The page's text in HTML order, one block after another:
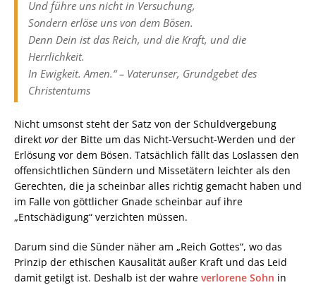
Und führe uns nicht in Versuchung,
Sondern erlöse uns von dem Bösen.
Denn Dein ist das Reich, und die Kraft, und die
Herrlichkeit.
In Ewigkeit. Amen.“ – Vaterunser, Grundgebet des
Christentums
Nicht umsonst steht der Satz von der Schuldvergebung
direkt vor der Bitte um das Nicht-Versucht-Werden und der
Erlösung vor dem Bösen. Tatsächlich fällt das Loslassen den
offensichtlichen Sündern und Missetätern leichter als den
Gerechten, die ja scheinbar alles richtig gemacht haben und
im Falle von göttlicher Gnade scheinbar auf ihre
„Entschädigung“ verzichten müssen.
Darum sind die Sünder näher am „Reich Gottes“, wo das
Prinzip der ethischen Kausalität außer Kraft und das Leid
damit getilgt ist. Deshalb ist der wahre verlorene Sohn in